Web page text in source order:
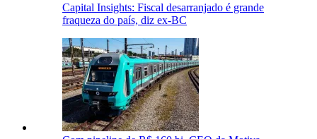
Capital Insights: Fiscal desarranjado é grande
fraqueza do país, diz ex-BC